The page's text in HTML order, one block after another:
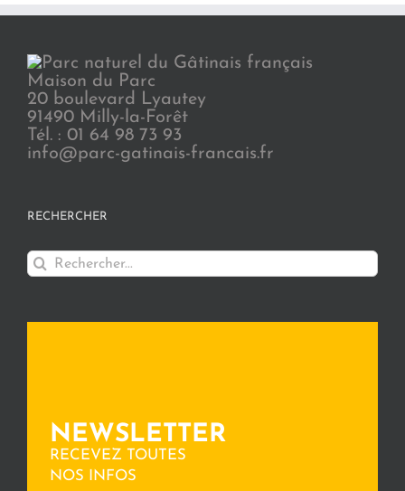
Maison du Parc
20 boulevard Lyautey
91490 Milly-la-Forêt
Tél. : 01 64 98 73 93
info@parc-gatinais-francais.fr
RECHERCHER
Rechercher:
NEWSLETTER
RECEVEZ TOUTES
NOS INFOS